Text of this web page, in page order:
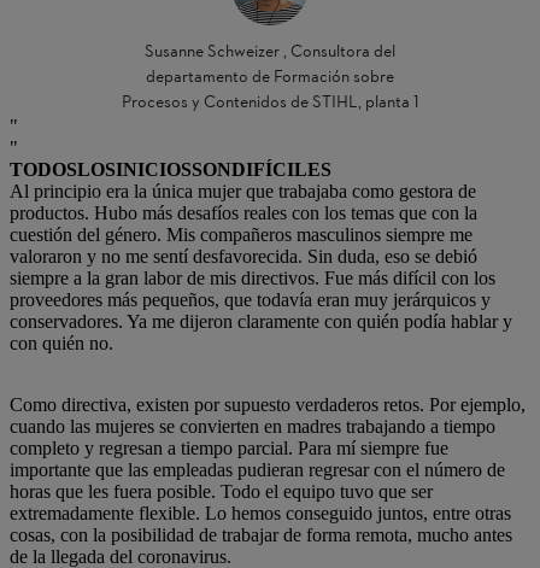
Susanne Schweizer , Consultora del
departamento de Formación sobre
Procesos y Contenidos de STIHL, planta 1
TODOSLOSINICIOSSONDIFÍCILES
Al principio era la única mujer que trabajaba como gestora de
productos. Hubo más desafíos reales con los temas que con la
cuestión del género. Mis compañeros masculinos siempre me
valoraron y no me sentí desfavorecida. Sin duda, eso se debió
siempre a la gran labor de mis directivos. Fue más difícil con los
proveedores más pequeños, que todavía eran muy jerárquicos y
conservadores. Ya me dijeron claramente con quién podía hablar y
con quién no.
Como directiva, existen por supuesto verdaderos retos. Por ejemplo,
cuando las mujeres se convierten en madres trabajando a tiempo
completo y regresan a tiempo parcial. Para mí siempre fue
importante que las empleadas pudieran regresar con el número de
horas que les fuera posible. Todo el equipo tuvo que ser
extremadamente flexible. Lo hemos conseguido juntos, entre otras
cosas, con la posibilidad de trabajar de forma remota, mucho antes
de la llegada del coronavirus.